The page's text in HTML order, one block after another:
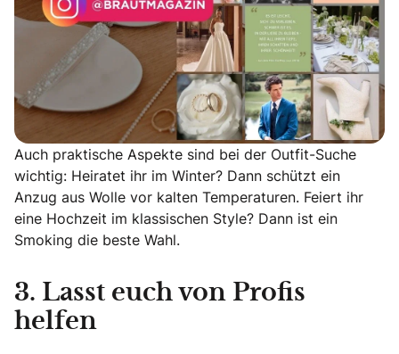
Auch praktische Aspekte sind bei der Outfit-Suche
wichtig: Heiratet ihr im Winter? Dann schützt ein
Anzug aus Wolle vor kalten Temperaturen. Feiert ihr
eine Hochzeit im klassischen Style? Dann ist ein
Smoking die beste Wahl.
3. Lasst euch von Profis
helfen